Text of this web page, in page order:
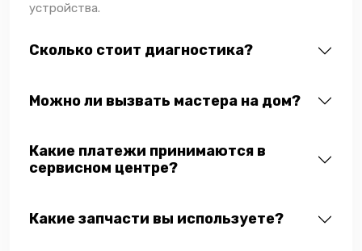
устройства.
Сколько стоит диагностика?
Можно ли вызвать мастера на дом?
Какие платежи принимаются в
сервисном центре?
Какие запчасти вы используете?